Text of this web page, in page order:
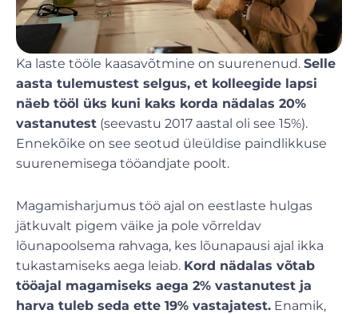
Ka laste tööle kaasavõtmine on suurenenud. Selle
aasta tulemustest selgus, et kolleegide lapsi
näeb tööl üks kuni kaks korda nädalas 20%
vastanutest (seevastu 2017 aastal oli see 15%).
Ennekõike on see seotud üleüldise paindlikkuse
suurenemisega tööandjate poolt.
Magamisharjumus töö ajal on eestlaste hulgas
jätkuvalt pigem väike ja pole võrreldav
lõunapoolsema rahvaga, kes lõunapausi ajal ikka
tukastamiseks aega leiab. Kord nädalas võtab
tööajal magamiseks aega 2% vastanutest ja
harva tuleb seda ette 19% vastajatest. Enamik,